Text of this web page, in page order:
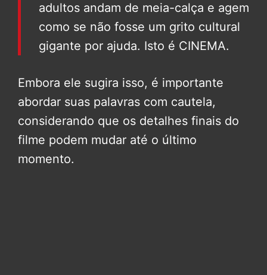
adultos andam de meia-calça e agem
como se não fosse um grito cultural
gigante por ajuda. Isto é CINEMA.
Embora ele sugira isso, é importante
abordar suas palavras com cautela,
considerando que os detalhes finais do
filme podem mudar até o último
momento.